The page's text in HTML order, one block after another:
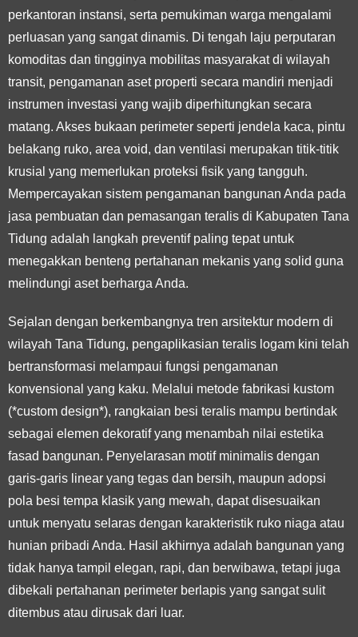
perkantoran instansi, serta pemukiman warga mengalami
perluasan yang sangat dinamis. Di tengah laju perputaran
komoditas dan tingginya mobilitas masyarakat di wilayah
transit, pengamanan aset properti secara mandiri menjadi
instrumen investasi yang wajib diperhitungkan secara
matang. Akses bukaan perimeter seperti jendela kaca, pintu
belakang ruko, area void, dan ventilasi merupakan titik-titik
krusial yang memerlukan proteksi fisik yang tangguh.
Mempercayakan sistem pengamanan bangunan Anda pada
jasa pembuatan dan pemasangan teralis di Kabupaten Tana
Tidung adalah langkah preventif paling tepat untuk
menegakkan benteng pertahanan mekanis yang solid guna
melindungi aset berharga Anda.
Sejalan dengan berkembangnya tren arsitektur modern di
wilayah Tana Tidung, pengaplikasian teralis logam kini telah
bertransformasi melampaui fungsi pengamanan
konvensional yang kaku. Melalui metode fabrikasi kustom
(*custom design*), rangkaian besi teralis mampu bertindak
sebagai elemen dekoratif yang menambah nilai estetika
fasad bangunan. Penyelarasan motif minimalis dengan
garis-garis linear yang tegas dan bersih, maupun adopsi
pola besi tempa klasik yang mewah, dapat disesuaikan
untuk menyatu selaras dengan karakteristik ruko niaga atau
hunian pribadi Anda. Hasil akhirnya adalah bangunan yang
tidak hanya tampil elegan, rapi, dan berwibawa, tetapi juga
dibekali pertahanan perimeter berlapis yang sangat sulit
ditembus atau dirusak dari luar.